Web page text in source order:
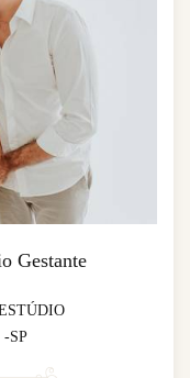
Gestante
-SP